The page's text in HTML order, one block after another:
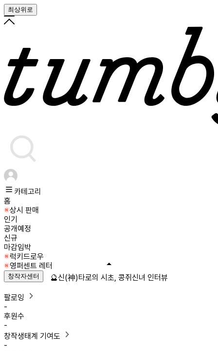
최상위로
카테고리
홈
상시 판매
인기
공개예정
신규
마감임박
럭키드로우
영퍼센트 레터
창작자센터
팔로잉
-
후원수
-
창작생태계 기여도
-
🔮신(神)타로의 시초, 콩쥐신녀 인터뷰